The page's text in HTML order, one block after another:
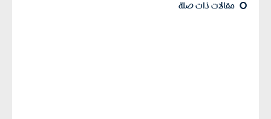
¢ مقالات ذات صلة